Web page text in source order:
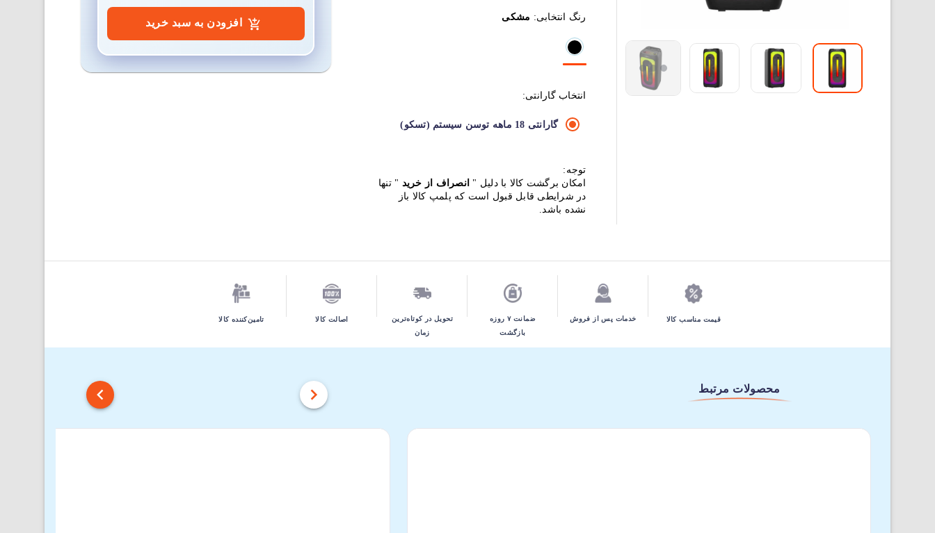
رنگ انتخابی: مشکی
انتخاب گارانتی:
گارانتی 18 ماهه توسن سیستم (تسکو)
توجه:
امکان برگشت کالا با دلیل " انصراف از خرید " تنها
در شرایطی قابل قبول است که پلمپ کالا باز
نشده باشد.
افزودن به سبد خرید
قیمت مناسب کالا خدمات پس از فروش
ضمانت ۷ روزه
بازگشت
تحویل در کوتاه‌ترین
زمان
اصالت کالا تامین‌کننده کالا
محصولات مرتبط